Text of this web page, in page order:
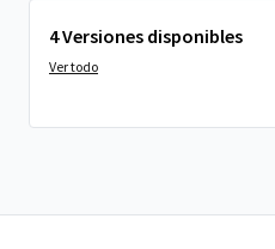
4 Versiones disponibles
Ver todo